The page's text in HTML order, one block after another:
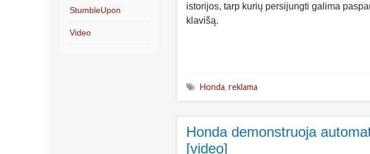
istorijos, tarp kurių persijungti galima
klavišą.
Honda, reklama
Honda demonstruoja
[video]
StumbleUpon
Video